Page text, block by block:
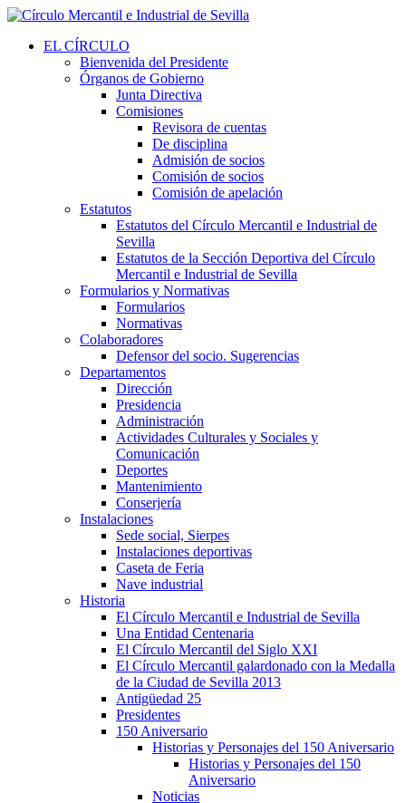
EL CÍRCULO
Bienvenida del Presidente
Órganos de Gobierno
Junta Directiva
Comisiones
Revisora de cuentas
De disciplina
Admisión de socios
Comisión de socios
Comisión de apelación
Estatutos
Estatutos del Círculo Mercantil e Industrial de
Sevilla
Estatutos de la Sección Deportiva del Círculo
Mercantil e Industrial de Sevilla
Formularios y Normativas
Formularios
Normativas
Colaboradores
Defensor del socio. Sugerencias
Departamentos
Dirección
Presidencia
Administración
Actividades Culturales y Sociales y
Comunicación
Deportes
Mantenimiento
Conserjería
Instalaciones
Sede social, Sierpes
Instalaciones deportivas
Caseta de Feria
Nave industrial
Historia
El Círculo Mercantil e Industrial de Sevilla
Una Entidad Centenaria
El Círculo Mercantil del Siglo XXI
El Círculo Mercantil galardonado con la Medalla
de la Ciudad de Sevilla 2013
Antigüedad 25
Presidentes
150 Aniversario
Historias y Personajes del 150 Aniversario
Historias y Personajes del 150
Aniversario
Noticias